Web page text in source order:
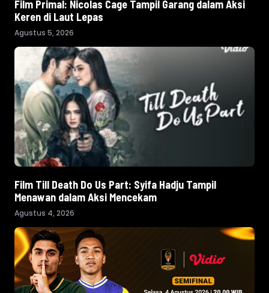
Film Primal: Nicolas Cage Tampil Garang dalam Aksi
Keren di Laut Lepas
Agustus 5, 2026
Film Till Death Do Us Part: Syifa Hadju Tampil
Menawan dalam Aksi Mencekam
Agustus 4, 2026